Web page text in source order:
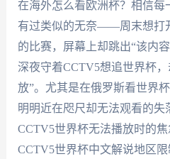
在海外怎么看欧洲杯？相信每
有过类似的无奈——周末想打
的比赛，屏幕上却跳出“该内
深夜守着CCTV5想追世界杯
放”。尤其是在俄罗斯看世界
明明近在咫尺却无法观看的失
CCTV5世界杯无法播放时的
CCTV5世界杯中文解说地区